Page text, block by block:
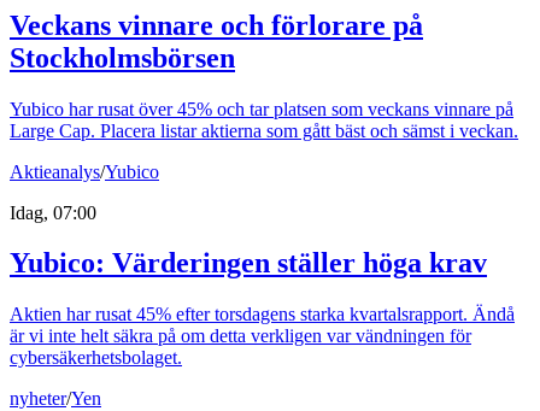
Veckans vinnare och förlorare på
Stockholmsbörsen
Yubico har rusat över 45% och tar platsen som veckans vinnare på
Large Cap. Placera listar aktierna som gått bäst och sämst i veckan.
Aktieanalys/Yubico
Idag, 07:00
Yubico: Värderingen ställer höga krav
Aktien har rusat 45% efter torsdagens starka kvartalsrapport. Ändå
är vi inte helt säkra på om detta verkligen var vändningen för
cybersäkerhetsbolaget.
nyheter/Yen